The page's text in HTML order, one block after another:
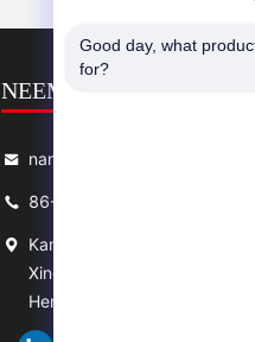
NEEM CONTACT MET
nancy@zzgofine.com
86--17838191148
Kamer 2115, Jinshi
Xingyang City, Zhengzhou
Henan
Good day, what
for?